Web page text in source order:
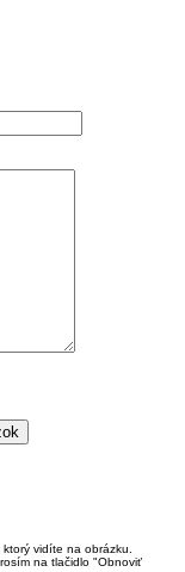
vidíte na obrázku.
na tlačidlo "Obnoviť